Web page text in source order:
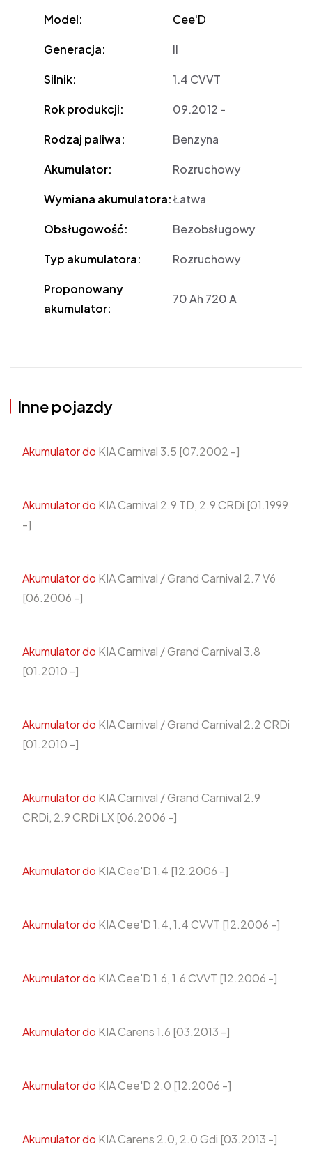
Model: Cee'D
Generacja: II
Silnik: 1.4 CVVT
Rok produkcji: 09.2012 -
Rodzaj paliwa: Benzyna
Akumulator: Rozruchowy
Wymiana akumulatora:Łatwa
Obsługowość: Bezobsługowy
Typ akumulatora: Rozruchowy
Proponowany
akumulator:
70 Ah 720 A
Inne pojazdy
Akumulator do KIA Carnival 3.5 [07.2002 -]
Akumulator do KIA Carnival 2.9 TD, 2.9 CRDi [01.1999
-]
Akumulator do KIA Carnival / Grand Carnival 2.7 V6
[06.2006 -]
Akumulator do KIA Carnival / Grand Carnival 3.8
[01.2010 -]
Akumulator do KIA Carnival / Grand Carnival 2.2 CRDi
[01.2010 -]
Akumulator do KIA Carnival / Grand Carnival 2.9
CRDi, 2.9 CRDi LX [06.2006 -]
Akumulator do KIA Cee'D 1.4 [12.2006 -]
Akumulator do KIA Cee'D 1.4, 1.4 CVVT [12.2006 -]
Akumulator do KIA Cee'D 1.6, 1.6 CVVT [12.2006 -]
Akumulator do KIA Carens 1.6 [03.2013 -]
Akumulator do KIA Cee'D 2.0 [12.2006 -]
Akumulator do KIA Carens 2.0, 2.0 Gdi [03.2013 -]